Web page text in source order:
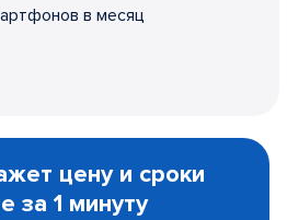
в месяц
цену и сроки
за 1 минуту